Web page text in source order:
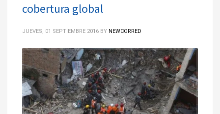
cobertura global
JUEVES, 01 SEPTIEMBRE 2016 BY NEWCORRED